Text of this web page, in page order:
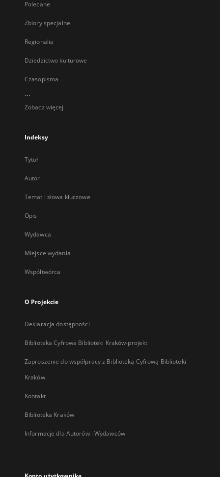
Polecane
Zbiory specjalne
Regionalia
Dziedzictwo kulturowe
Czasopisma
...
Zobacz więcej
Indeksy
Tytuł
Autor
Temat i słowa kluczowe
Opis
Wydawca
Miejsce wydania
Współtwórca
O Projekcie
Deklaracja dostępności
Biblioteka Cyfrowa Biblioteki Kraków-projekt
Zaproszenie do współpracy z Biblioteką Cyfrową Biblioteki
Kraków
Kontakt
Biblioteka Kraków
Informacje dla Autorów i Wydawców